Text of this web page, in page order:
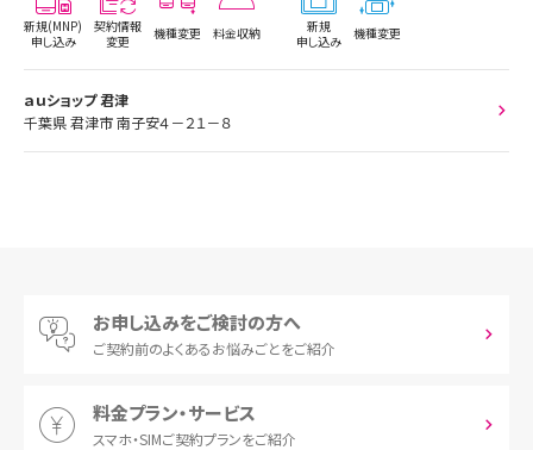
新規(MNP)
申し込み
契約情報
変更
機種変更 料金収納
新規
申し込み
機種変更
ａｕショップ 君津
千葉県 君津市 南子安４－２１－８
お申し込みをご検討の方へ
ご契約前のよくあるお悩みごとをご紹介
料金プラン・サービス
スマホ・SIMご契約プランをご紹介